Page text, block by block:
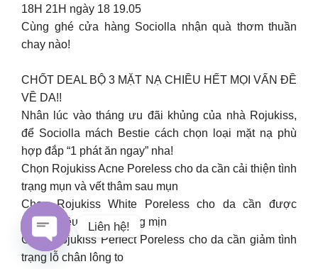
18H 21H ngày 18 19.05
Cùng ghé cửa hàng Sociolla nhận quà thơm thuần
chay nào!
CHỐT DEAL BỘ 3 MẶT NẠ CHIỀU HẾT MỌI VẤN ĐỀ
VỀ DA!!
Nhân lúc vào tháng ưu đãi khủng của nhà Rojukiss,
để Sociolla mách Bestie cách chọn loại mặt nạ phù
hợp đắp “1 phát ăn ngay” nha!
Chọn Rojukiss Acne Poreless cho da cần cải thiện tình
trạng mụn và vết thâm sau mụn
Chọn Rojukiss White Poreless cho da cần được
dưỡng đều màu và sáng mịn
Chọn Rojukiss Perfect Poreless cho da cần giảm tình
trạng lỗ chân lông to
Liên hệ!
Open